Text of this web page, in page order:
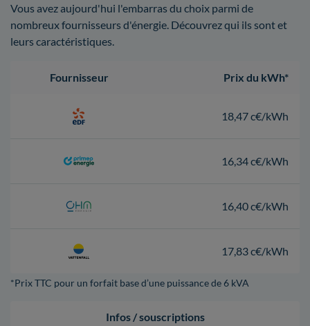
Vous avez aujourd'hui l'embarras du choix parmi de
nombreux fournisseurs d'énergie. Découvrez qui ils sont et
leurs caractéristiques.
Fournisseur Prix du kWh*
18,47 c€/kWh
16,34 c€/kWh
16,40 c€/kWh
17,83 c€/kWh
*Prix TTC pour un forfait base d’une puissance de 6 kVA
Infos / souscriptions